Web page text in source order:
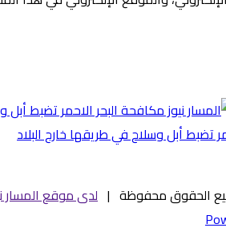
تضبط أبل وسلاح في طريقها خارج البلاد
لدى موقع المسار